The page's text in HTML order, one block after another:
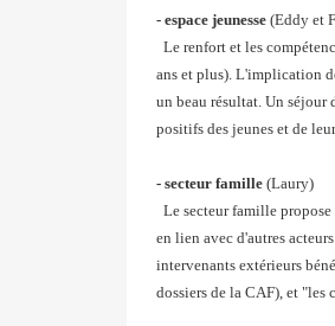
- espace jeunesse (Eddy et
Le renfort et les
ans et plus). L'implication
un beau résultat. Un séjour
positifs des jeunes et de
- secteur famille (Laury)
Le secteur famille
en lien avec d'autres
intervenants extérieurs
dossiers de la CAF), et